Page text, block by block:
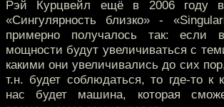
Рэй Курцвейл ещё в 2006 году в
«Сингулярность близко» -
примерно получалось так: если
мощности будут увеличиваться с
какими они увеличивались до сих
т.н. будет соблюдаться, то где-то к
нас будет машина, которая